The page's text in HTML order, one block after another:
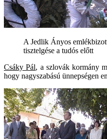
A Jedlik Ányos
tisztelgése a tudós előtt
Csáky Pál, a szlovák kormány
hogy nagyszabású ünnepségen